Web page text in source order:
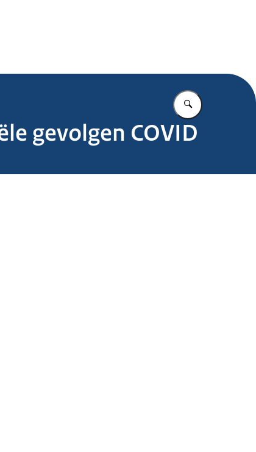
Vul in wat u
gevolgen COVID